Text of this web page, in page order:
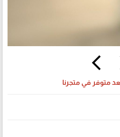
arrow_back_ios
متوفر في متجرنا